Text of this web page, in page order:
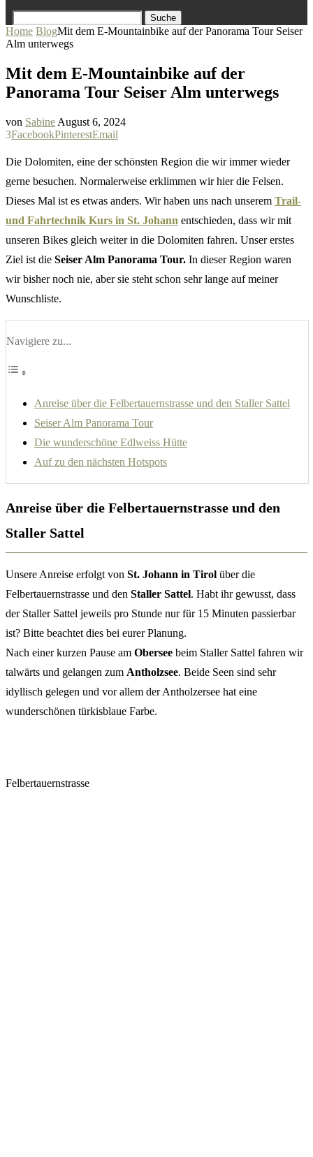
Suche
Home BlogMit dem E-Mountainbike auf der Panorama Tour Seiser
Alm unterwegs
Mit dem E-Mountainbike auf der
Panorama Tour Seiser Alm unterwegs
von Sabine August 6, 2024
3FacebookPinterestEmail
Die Dolomiten, eine der schönsten Region die wir immer wieder
gerne besuchen. Normalerweise erklimmen wir hier die Felsen.
Dieses Mal ist es etwas anders. Wir haben uns nach unserem Trail-
und Fahrtechnik Kurs in St. Johann entschieden, dass wir mit
unseren Bikes gleich weiter in die Dolomiten fahren. Unser erstes
Ziel ist die Seiser Alm Panorama Tour. In dieser Region waren
wir bisher noch nie, aber sie steht schon sehr lange auf meiner
Wunschliste.
Navigiere zu...
Anreise über die Felbertauernstrasse und den Staller Sattel
Seiser Alm Panorama Tour
Die wunderschöne Edlweiss Hütte
Auf zu den nächsten Hotspots
Anreise über die Felbertauernstrasse und den
Staller Sattel
Unsere Anreise erfolgt von St. Johann in Tirol über die
Felbertauernstrasse und den Staller Sattel. Habt ihr gewusst, dass
der Staller Sattel jeweils pro Stunde nur für 15 Minuten passierbar
ist? Bitte beachtet dies bei eurer Planung.
Nach einer kurzen Pause am Obersee beim Staller Sattel fahren wir
talwärts und gelangen zum Antholzsee. Beide Seen sind sehr
idyllisch gelegen und vor allem der Antholzersee hat eine
wunderschönen türkisblaue Farbe.
Felbertauernstrasse